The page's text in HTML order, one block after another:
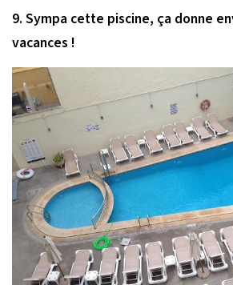
9. Sympa cette piscine, ça donne
vacances !